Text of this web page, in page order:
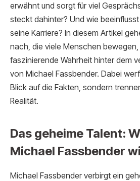
erwähnt und sorgt für viel
steckt dahinter? Und wie
seine Karriere? In diesem Artikel
nach, die viele Menschen
faszinierende Wahrheit hinter dem
von Michael Fassbender. Dabei
Blick auf die Fakten, sondern
Realität.
Das geheime Talent:
Michael Fassbender
Michael Fassbender verbirgt ein